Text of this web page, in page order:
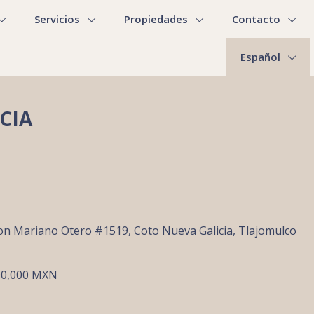
Servicios Propiedades Contacto
Español
Mariano Otero #1519, Coto Nueva Galicia, Tlajomulco
MXN